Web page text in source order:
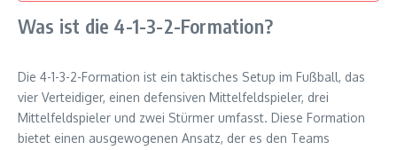
Was ist die 4-1-3-2-Formation?
Die 4-1-3-2-Formation ist ein taktisches Setup im Fußball, das
vier Verteidiger, einen defensiven Mittelfeldspieler, drei
Mittelfeldspieler und zwei Stürmer umfasst. Diese Formation
bietet einen ausgewogenen Ansatz, der es den Teams